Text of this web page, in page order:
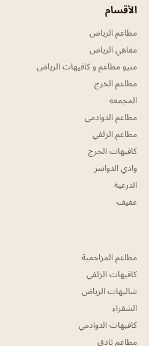
الأقسام
مطاعم الرياض
مقاهي الرياض
منيو مطاعم و كافيهات الرياض
مطاعم الخرج
المجمعه
مطاعم الدوادمي
مطاعم الزلفي
كافيهات الخرج
وادي الدواسر
الدرعية
عفيف
مطاعم المزاحمية
كافيهات الزلفي
شاليهات الرياض
الشقراء
كافيهات الدوادمي
مطاعم ثادق